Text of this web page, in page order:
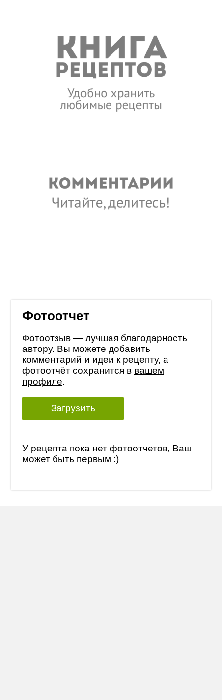
Фотоотчет
Фотоотзыв — лучшая благодарность
автору. Вы можете добавить
комментарий и идеи к рецепту, а
фотоотчёт сохранится в вашем
профиле.
Загрузить
У рецепта пока нет фотоотчетов, Ваш
может быть первым :)